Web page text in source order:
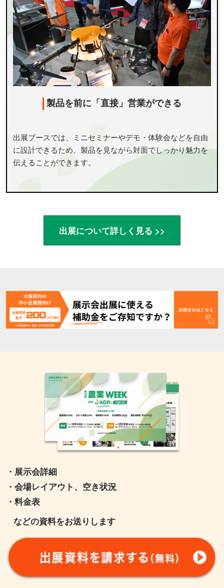
製品を前に「直接」営業ができる
出展ブースでは、ミニセミナーやデモ・体験会などを自由
に設計できるため、製品を見ながら対面でしっかり魅力を
伝えることができます。
出展について詳しく見る >>
・展示会詳細
・会場レイアウト、空き状況
・料金表
などの資料をお送りします